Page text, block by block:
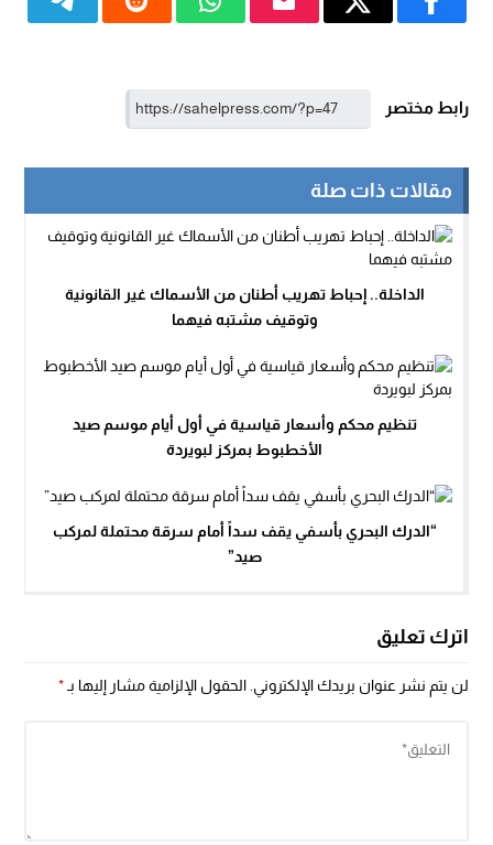
رابط مختصر
مقالات ذات صلة
الداخلة.. إحباط تهريب أطنان من الأسماك غير القانونية
وتوقيف مشتبه فيهما
تنظيم محكم وأسعار قياسية في أول أيام موسم صيد
الأخطبوط بمركز لبويردة
“الدرك البحري بأسفي يقف سداً أمام سرقة محتملة لمركب
صيد”
اترك تعليق
لن يتم نشر عنوان بريدك الإلكتروني. الحقول الإلزامية مشار إليها بـ*